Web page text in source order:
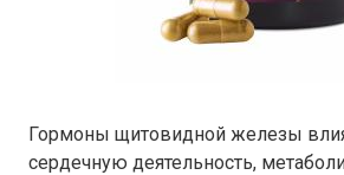
Гормоны щитовидной железы
сердечную деятельность,